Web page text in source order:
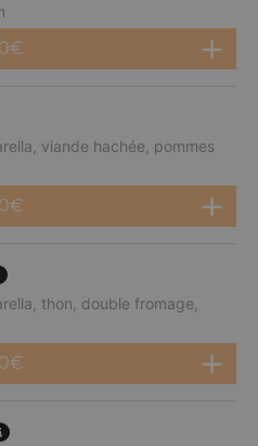
€
viande hachée, pommes
€
thon, double fromage,
€